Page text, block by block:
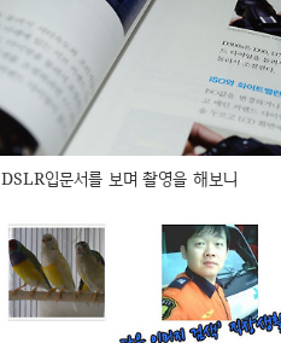
DSLR입문서를 보며 촬영을 해보니